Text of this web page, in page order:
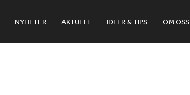
NYHETER AKTUELT IDEER & TIPS OM OSS